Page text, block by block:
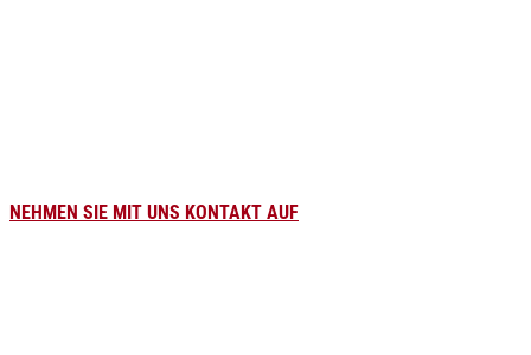
NEHMEN SIE MIT UNS KONTAKT AUF